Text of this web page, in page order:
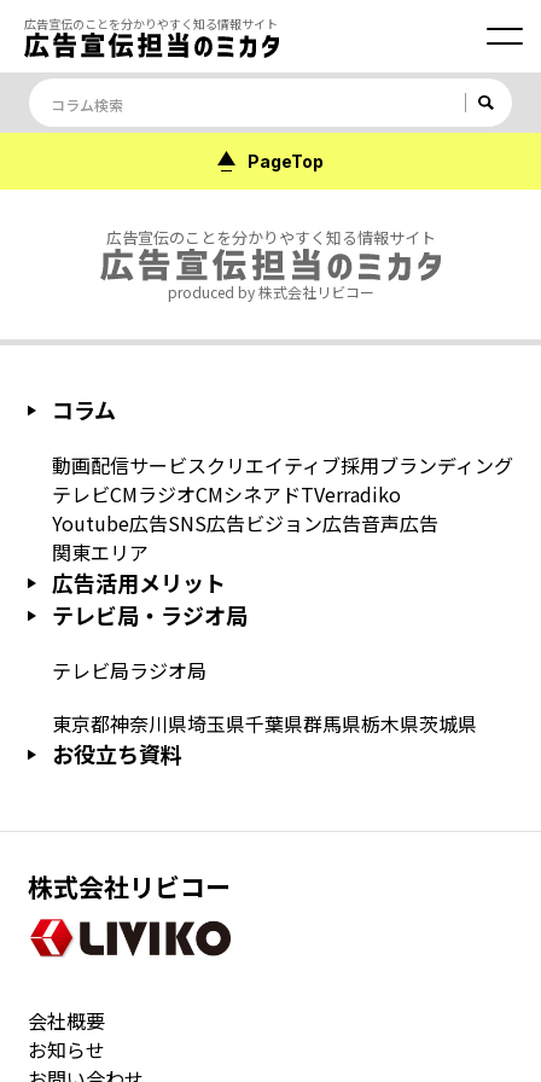
広告宣伝のことを分かりやすく知る情報サイト
PageTop
広告宣伝のことを分かりやすく知る情報サイト
produced by 株式会社リビコー
株式会社リビコー
会社概要
お知らせ
コラム
動画配信サービスクリエイティブ採用ブランディング
テレビCMラジオCMシネアドTVerradiko
Youtube広告SNS広告ビジョン広告音声広告
関東エリア
広告活用メリット
テレビ局・ラジオ局
テレビ局ラジオ局
東京都神奈川県埼玉県千葉県群馬県栃木県茨城県
お役立ち資料